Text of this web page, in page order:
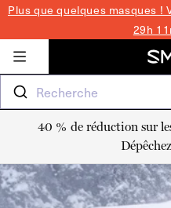
PASSER
AU
CONTENU
Plus que quelques masques !
29h
Recherche
40 % de réduction sur